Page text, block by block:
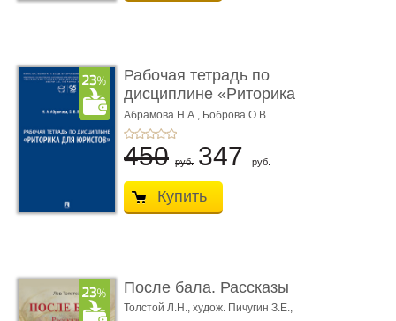
Рабочая тетрадь по
дисциплине «Риторика
для ю� ...
Абрамова Н.А., Боброва О.В.
450 руб. 347 руб.
Купить
После бала. Рассказы
Толстой Л.Н., худож. Пичугин З.Е.,